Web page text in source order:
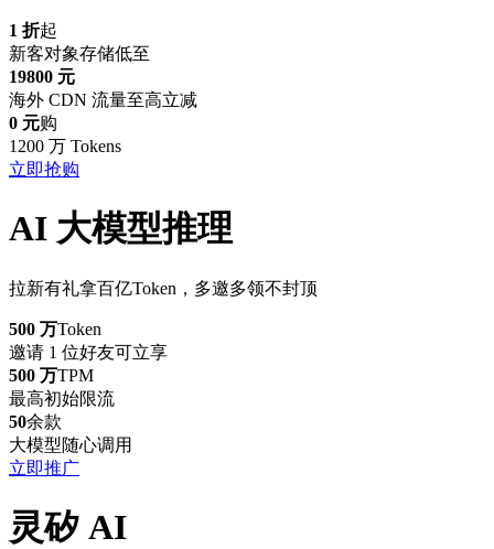
1 折起
新客对象存储低至
19800 元
海外 CDN 流量至高立减
0 元购
1200 万 Tokens
立即抢购
AI 大模型推理
拉新有礼拿百亿Token，多邀多领不封顶
500 万Token
邀请 1 位好友可立享
500 万TPM
最高初始限流
50余款
大模型随心调用
立即推广
灵矽 AI